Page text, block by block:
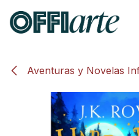
Aventuras y Novelas